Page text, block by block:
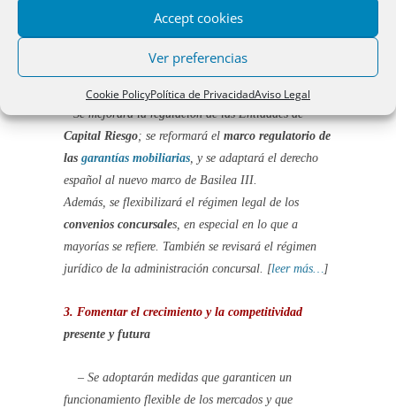
Accept cookies
Ver preferencias
Cookie PolicyPolítica de PrivacidadAviso Legal
– El ICO dispondrá en 2014 de hasta 24.000
Ley de Fomento de la
Financiación Empresarial.
– Se mejorará la regulación de las Entidades de
Capital Riesgo; se reformará el marco regulatorio de
las garantías mobiliarias, y se adaptará el derecho
español al nuevo marco de Basilea III.
Además, se flexibilizará el régimen legal de los
convenios concursales, en especial en lo que a
mayorías se refiere. También se revisará el régimen
jurídico de la administración concursal. [leer más…]
3. Fomentar el crecimiento y la competitividad
presente y futura
– Se adoptarán medidas que garanticen un
funcionamiento flexible de los mercados y que